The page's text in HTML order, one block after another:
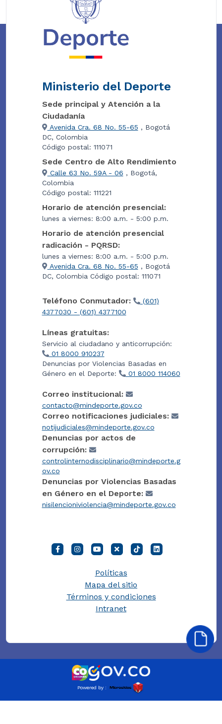
Ministerio del Deporte
Sede principal y Atención a la
Ciudadanía
Avenida Cra. 68 No. 55-65 , Bogotá
DC, Colombia
Código postal: 111071
Sede Centro de Alto Rendimiento
Calle 63 No. 59A - 06 , Bogotá,
Colombia
Código postal: 111221
Horario de atención presencial:
lunes a viernes: 8:00 a.m. - 5:00 p.m.
Horario de atención presencial
radicación - PQRSD:
lunes a viernes: 8:00 a.m. - 5:00 p.m.
Avenida Cra. 68 No. 55-65 , Bogotá
DC, Colombia Código postal: 111071
Teléfono Conmutador:
(601)
4377030 - (601) 4377100
Líneas gratuitas:
Servicio al ciudadano y anticorrupción:
01 8000 910237
Denuncias por Violencias Basadas en
Género en el Deporte:
01 8000 114060
Correo institucional:
contacto@mindeporte.gov.co
Correo notificaciones judiciales:
notijudiciales@mindeporte.gov.co
Denuncias por actos de
corrupción:
controlinternodisciplinario@mindeporte.g
ov.co
Denuncias por Violencias Basadas
en Género en el Deporte:
nisilencioniviolencia@mindeporte.gov.co
Políticas
Mapa del sitio
Términos y condiciones
Intranet
Powered by :